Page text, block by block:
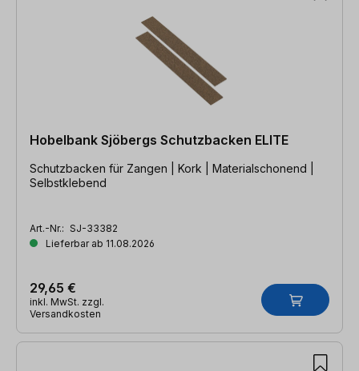
Hobelbank Sjöbergs Schutzbacken ELITE
Schutzbacken für Zangen | Kork | Materialschonend |
Selbstklebend
Art.-Nr.: SJ-33382
Lieferbar ab 11.08.2026
29,65 €
inkl. MwSt. zzgl.
Versandkosten